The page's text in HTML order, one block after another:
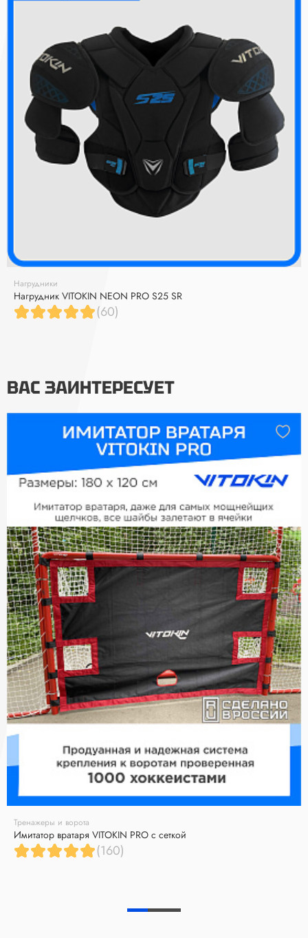
Нагрудники
Нагрудник VITOKIN NEON PRO S25 SR
(60)
ВАС ЗАИНТЕРЕСУЕТ
Тренажеры и ворота
Имитатор вратаря VITOKIN PRO с сеткой
(160)